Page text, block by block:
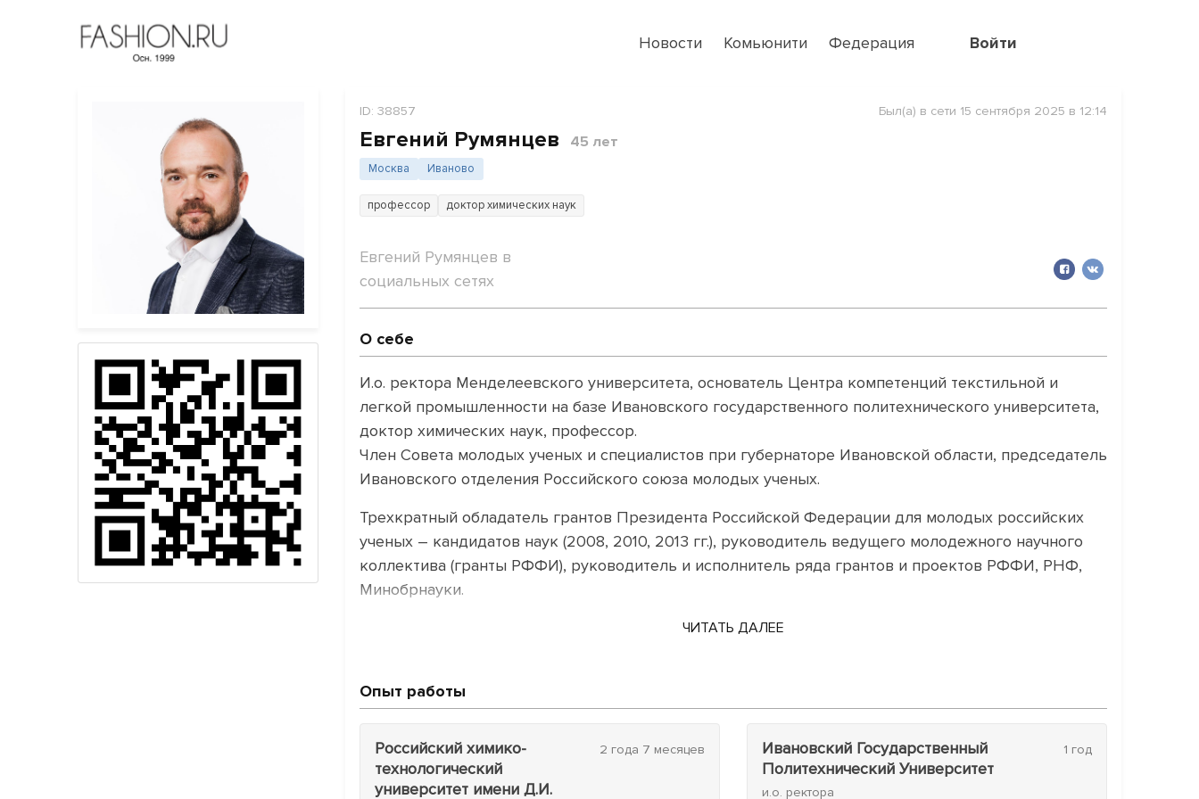
Новости Комьюнити Федерация Войти
ID: 38857 Был(а) в сети 15 сентября 2025 в 12:14
Евгений Румянцев 45 лет
Москва Иваново
профессор доктор химических наук
Евгений Румянцев в
социальных сетях
О себе
И.о. ректора Менделеевского университета, основатель Центра компетенций текстильной и
легкой промышленности на базе Ивановского государственного политехнического университета,
доктор химических наук, профессор.
Член Совета молодых ученых и специалистов при губернаторе Ивановской области, председатель
Ивановского отделения Российского союза молодых ученых.
Трехкратный обладатель грантов Президента Российской Федерации для молодых российских
ученых – кандидатов наук (2008, 2010, 2013 гг.), руководитель ведущего молодежного научного
коллектива (гранты РФФИ), руководитель и исполнитель ряда грантов и проектов РФФИ, РНФ,
Минобрнауки.
Подготовил 6 кандидатов наук, все они – признанные ученые в России и за рубежом.
инновационных идей и методических решений при преподавании химии в средней
школе»,«Всероссийский фестиваль науки в Ивановской области», «Центр научно-технического
творчества студентов «Нанобиоцид» и др.
В 2011 г. возглавлял Организационный комитет по проведению Всероссийского фестиваля науки в
ЧИТАТЬ ДАЛЕЕ
Опыт работы
Российский химико-
технологический
университет имени Д.И.
2 года 7 месяцев
Ивановский Государственный
Политехнический Университет
1 год
и.о. ректора